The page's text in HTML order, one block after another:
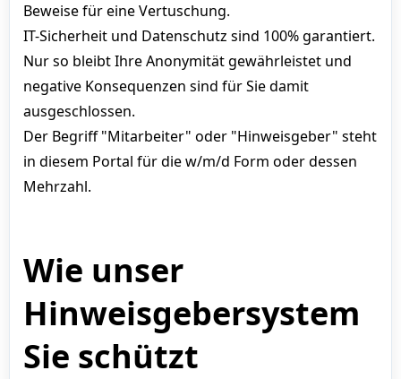
Beweise für eine Vertuschung.
IT-Sicherheit und Datenschutz sind 100% garantiert.
Nur so bleibt Ihre Anonymität gewährleistet und
negative Konsequenzen sind für Sie damit
ausgeschlossen.
Der Begriff "Mitarbeiter" oder "Hinweisgeber" steht
in diesem Portal für die w/m/d Form oder dessen
Mehrzahl.
Wie unser
Hinweisgebersystem
Sie schützt